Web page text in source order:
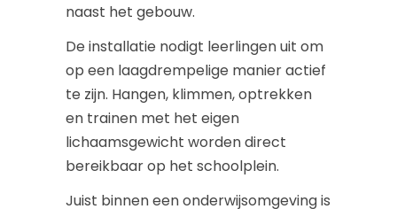
naast het gebouw.
De installatie nodigt leerlingen uit om
op een laagdrempelige manier actief
te zijn. Hangen, klimmen, optrekken
en trainen met het eigen
lichaamsgewicht worden direct
bereikbaar op het schoolplein.
Juist binnen een onderwijsomgeving is